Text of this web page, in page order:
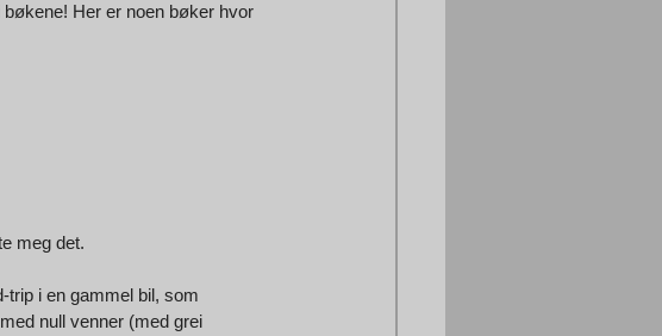
Her er noen bøker hvor
meg det.
trip i en gammel bil, som
null venner (med grei